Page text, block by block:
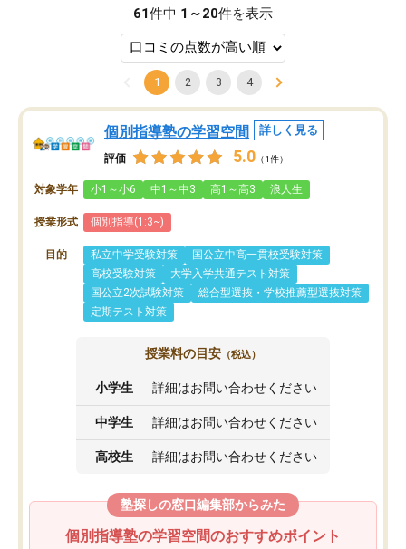
61件中 1～20件を表示
1 2 3 4
個別指導塾の学習空間 詳しく見る
評価 5.0 （1件）
対象学年 小1～小6 中1～中3 高1～高3 浪人生
授業形式 個別指導(1:3~)
目的 私立中学受験対策
国公立中高一貫校受験対策
高校受験対策
大学入学共通テスト対策
国公立2次試験対策
総合型選抜・学校推薦型選抜対策
定期テスト対策
授業料の目安 （税込）
小学生 詳細はお問い合わせください
中学生 詳細はお問い合わせください
高校生 詳細はお問い合わせください
塾探しの窓口編集部からみた
個別指導塾の学習空間のおすすめポイント